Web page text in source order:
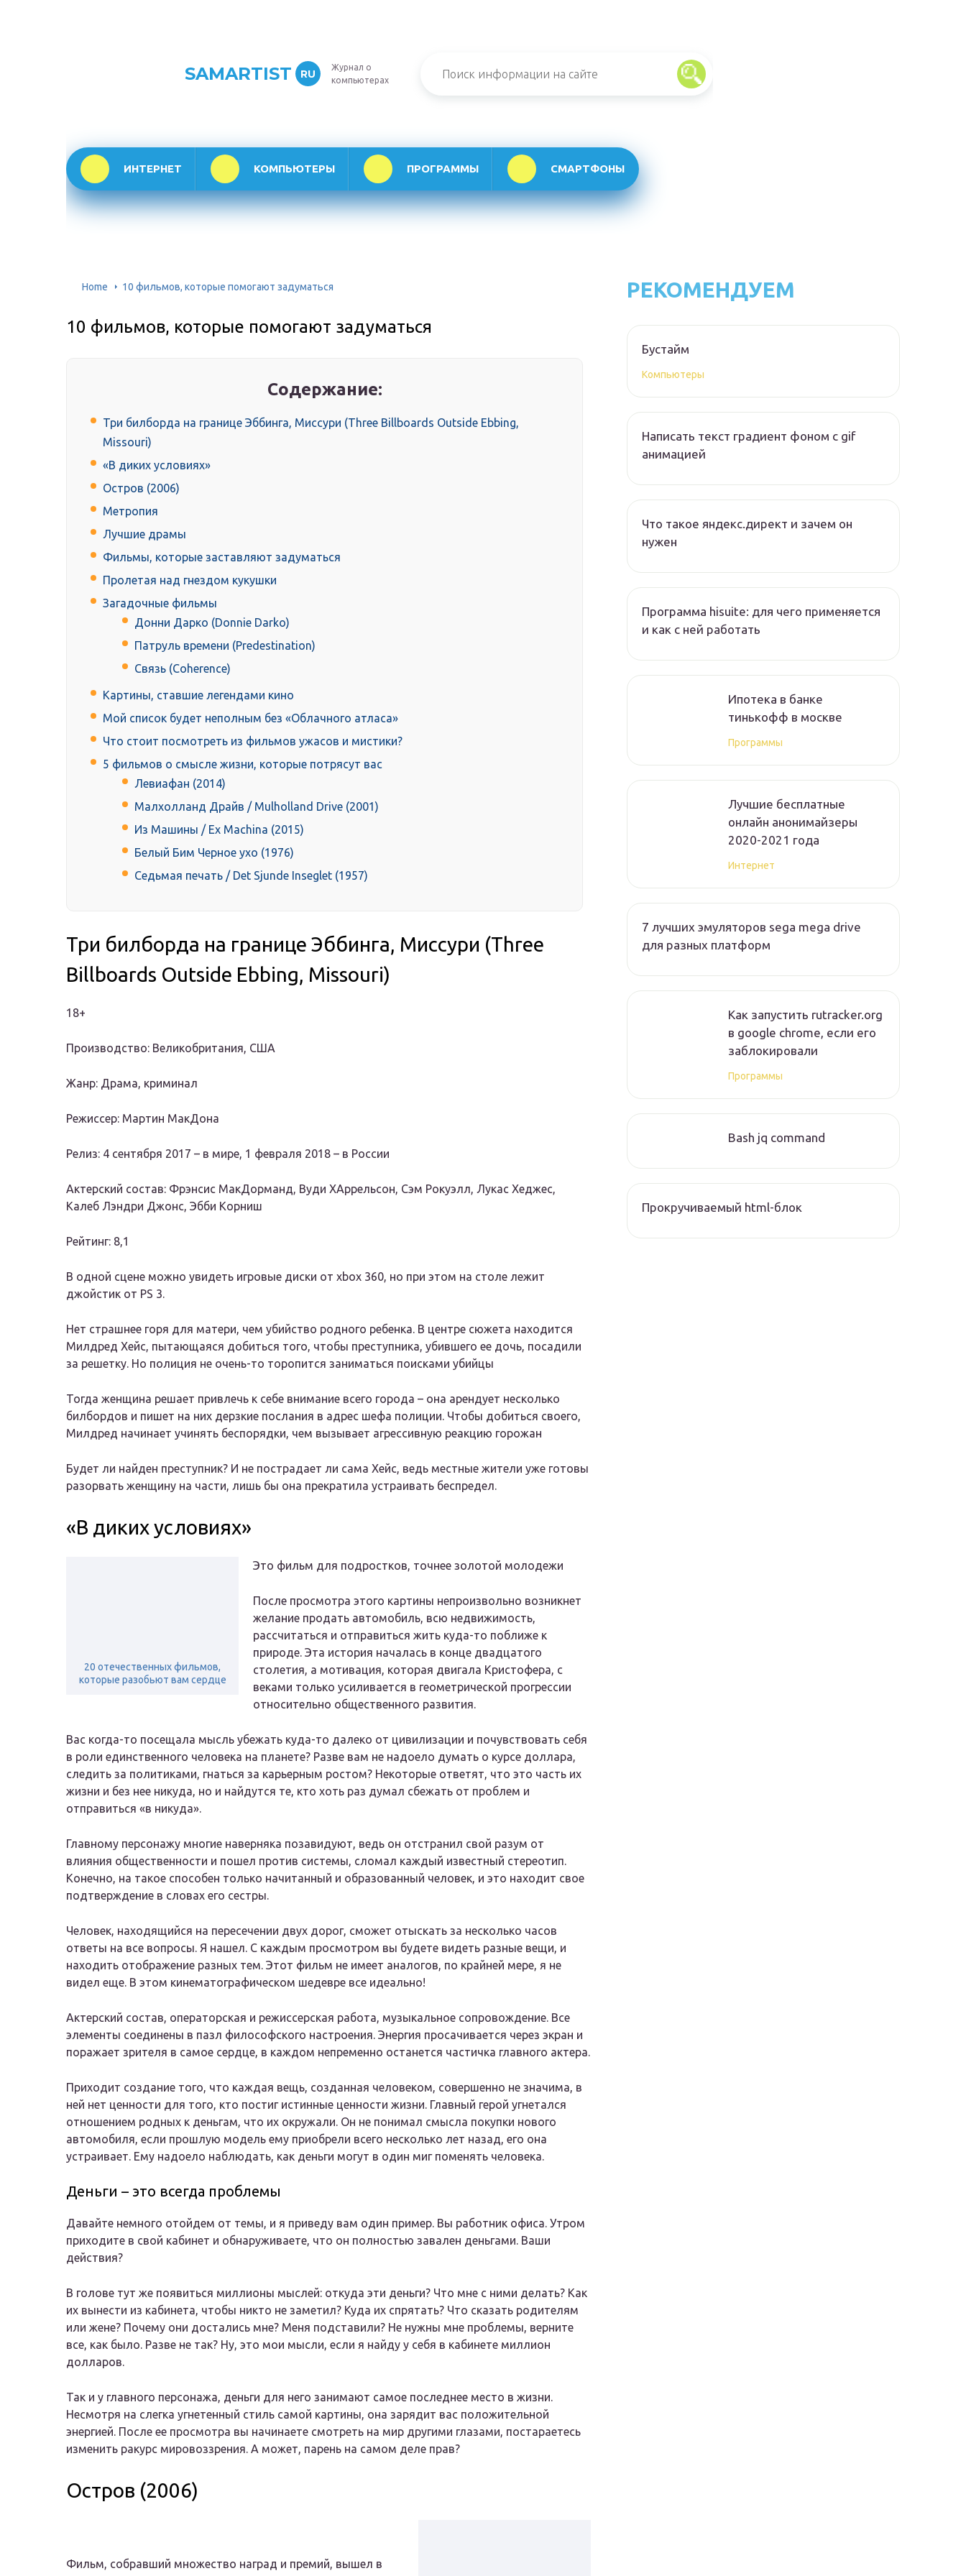
SAMARTIST RU
Журнал о
компьютерах
ИНТЕРНЕТ КОМПЬЮТЕРЫ ПРОГРАММЫ СМАРТФОНЫ
Home 10 фильмов, которые помогают задуматься
10 фильмов, которые помогают задуматься
Содержание:
Три билборда на границе Эббинга, Миссури (Three Billboards Outside Ebbing,
Missouri)
«В диких условиях»
Остров (2006)
Метропия
Лучшие драмы
Фильмы, которые заставляют задуматься
Пролетая над гнездом кукушки
Загадочные фильмы
Донни Дарко (Donnie Darko)
Патруль времени (Predestination)
Связь (Coherence)
Картины, ставшие легендами кино
Мой список будет неполным без «Облачного атласа»
Что стоит посмотреть из фильмов ужасов и мистики?
5 фильмов о смысле жизни, которые потрясут вас
Левиафан (2014)
Малхолланд Драйв / Mulholland Drive (2001)
Из Машины / Ex Machina (2015)
Белый Бим Черное ухо (1976)
Седьмая печать / Det Sjunde Inseglet (1957)
Три билборда на границе Эббинга, Миссури (Three
Billboards Outside Ebbing, Missouri)
18+
Производство: Великобритания, США
Жанр: Драма, криминал
Режиссер: Мартин МакДона
Релиз: 4 сентября 2017 – в мире, 1 февраля 2018 – в России
Актерский состав: Фрэнсис МакДорманд, Вуди ХАррельсон, Сэм Рокуэлл, Лукас Хеджес,
Калеб Лэндри Джонс, Эбби Корниш
Рейтинг: 8,1
В одной сцене можно увидеть игровые диски от xbox 360, но при этом на столе лежит
джойстик от PS 3.
Нет страшнее горя для матери, чем убийство родного ребенка. В центре сюжета находится
Милдред Хейс, пытающаяся добиться того, чтобы преступника, убившего ее дочь, посадили
за решетку. Но полиция не очень-то торопится заниматься поисками убийцы
Тогда женщина решает привлечь к себе внимание всего города – она арендует несколько
билбордов и пишет на них дерзкие послания в адрес шефа полиции. Чтобы добиться своего,
Милдред начинает учинять беспорядки, чем вызывает агрессивную реакцию горожан
Будет ли найден преступник? И не пострадает ли сама Хейс, ведь местные жители уже готовы
разорвать женщину на части, лишь бы она прекратила устраивать беспредел.
«В диких условиях»
20 отечественных фильмов,
которые разобьют вам сердце
Это фильм для подростков, точнее золотой молодежи
После просмотра этого картины непроизвольно возникнет
желание продать автомобиль, всю недвижимость,
рассчитаться и отправиться жить куда-то поближе к
природе. Эта история началась в конце двадцатого
столетия, а мотивация, которая двигала Кристофера, с
веками только усиливается в геометрической прогрессии
относительно общественного развития.
Вас когда-то посещала мысль убежать куда-то далеко от цивилизации и почувствовать себя
в роли единственного человека на планете? Разве вам не надоело думать о курсе доллара,
следить за политиками, гнаться за карьерным ростом? Некоторые ответят, что это часть их
жизни и без нее никуда, но и найдутся те, кто хоть раз думал сбежать от проблем и
отправиться «в никуда».
Главному персонажу многие наверняка позавидуют, ведь он отстранил свой разум от
влияния общественности и пошел против системы, сломал каждый известный стереотип.
Конечно, на такое способен только начитанный и образованный человек, и это находит свое
подтверждение в словах его сестры.
Человек, находящийся на пересечении двух дорог, сможет отыскать за несколько часов
ответы на все вопросы. Я нашел. С каждым просмотром вы будете видеть разные вещи, и
находить отображение разных тем. Этот фильм не имеет аналогов, по крайней мере, я не
видел еще. В этом кинематографическом шедевре все идеально!
Актерский состав, операторская и режиссерская работа, музыкальное сопровождение. Все
элементы соединены в пазл философского настроения. Энергия просачивается через экран и
поражает зрителя в самое сердце, в каждом непременно останется частичка главного актера.
Приходит создание того, что каждая вещь, созданная человеком, совершенно не значима, в
ней нет ценности для того, кто постиг истинные ценности жизни. Главный герой угнетался
отношением родных к деньгам, что их окружали. Он не понимал смысла покупки нового
автомобиля, если прошлую модель ему приобрели всего несколько лет назад, его она
устраивает. Ему надоело наблюдать, как деньги могут в один миг поменять человека.
Деньги – это всегда проблемы
Давайте немного отойдем от темы, и я приведу вам один пример. Вы работник офиса. Утром
приходите в свой кабинет и обнаруживаете, что он полностью завален деньгами. Ваши
действия?
В голове тут же появиться миллионы мыслей: откуда эти деньги? Что мне с ними делать? Как
их вынести из кабинета, чтобы никто не заметил? Куда их спрятать? Что сказать родителям
или жене? Почему они достались мне? Меня подставили? Не нужны мне проблемы, верните
все, как было. Разве не так? Ну, это мои мысли, если я найду у себя в кабинете миллион
долларов.
Так и у главного персонажа, деньги для него занимают самое последнее место в жизни.
Несмотря на слегка угнетенный стиль самой картины, она зарядит вас положительной
энергией. После ее просмотра вы начинаете смотреть на мир другими глазами, постараетесь
изменить ракурс мировоззрения. А может, парень на самом деле прав?
Остров (2006)
Фильм, собравший множество наград и премий, вышел в
РЕКОМЕНДУЕМ
Бустайм
Компьютеры
Написать текст градиент фоном с gif
анимацией
Что такое яндекс.директ и зачем он
нужен
Программа hisuite: для чего применяется
и как с ней работать
Ипотека в банке
тинькофф в москве
Программы
Лучшие бесплатные
онлайн анонимайзеры
2020-2021 года
Интернет
7 лучших эмуляторов sega mega drive
для разных платформ
Как запустить rutracker.org
в google chrome, если его
заблокировали
Программы
Bash jq command
Прокручиваемый html-блок